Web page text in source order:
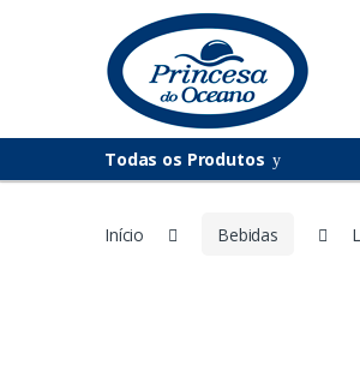
Todas os Produtos
Início Bebidas